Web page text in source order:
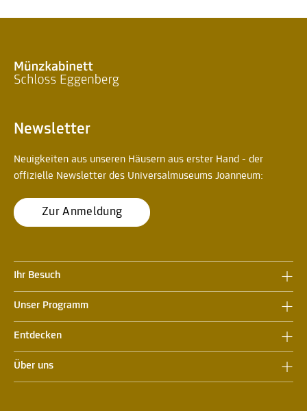
Newsletter
Neuigkeiten aus unseren Häusern aus erster Hand - der
offizielle Newsletter des Universalmuseums Joanneum:
Zur Anmeldung
Ihr Besuch
Unser Programm
Entdecken
Über uns